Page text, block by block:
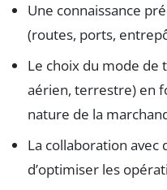
Une connaissance
(routes, ports,
Le choix du mode
aérien, terrestre) en
nature de la
La collaboration avec
d’optimiser les